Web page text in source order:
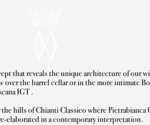
the barrel cellar or in the more intimate
IGT .
hills of Chianti Classico where Pietrabianca
elaborated in a contemporary interpretation.